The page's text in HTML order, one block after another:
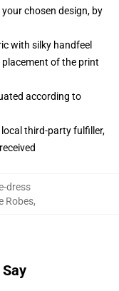
chosen design, by
with silky handfeel
of the print
according to
third-party fulfiller,
dress
Robes,